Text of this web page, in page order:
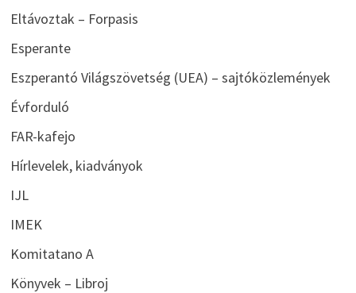
Eltávoztak – Forpasis
Esperante
Eszperantó Világszövetség (UEA) – sajtóközlemények
Évforduló
FAR-kafejo
Hírlevelek, kiadványok
IJL
IMEK
Komitatano A
Könyvek – Libroj